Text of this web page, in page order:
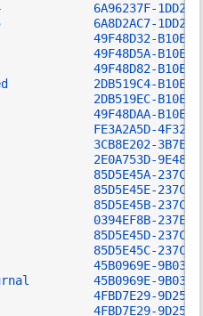
6A96237F-1DD2-
6A8D2AC7-1DD2-
49F48D32-B10E-
49F48D5A-B10E-
49F48D82-B10E-
2DB519C4-B10E-
2DB519EC-B10E-
49F48DAA-B10E-
FE3A2A5D-4F32-
3CB8E202-3B7E-
2E0A753D-9E48-
85D5E45A-237C-
85D5E45E-237C-
85D5E45B-237C-
0394EF8B-237E-
85D5E45D-237C-
85D5E45C-237C-
45B0969E-9B03-
45B0969E-9B03-
4FBD7E29-9D25-
4FBD7E29-9D25-